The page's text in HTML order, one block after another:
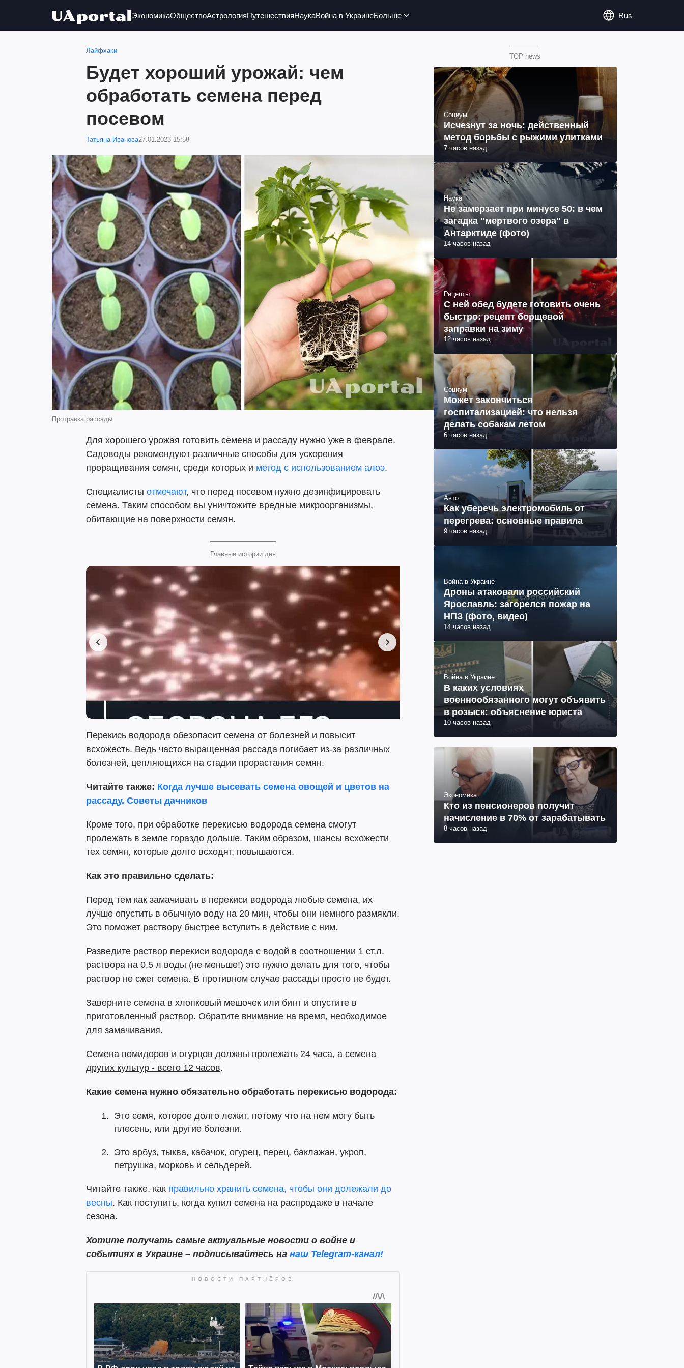
ЭкономикаОбществоАстрологияПутешествияНаукаВойна в УкраинеБольше Rus
Лайфхаки
Будет хороший урожай: чем
обработать семена перед
посевом
Татьяна Иванова27.01.2023 15:58
Протравка рассады
Для хорошего урожая готовить семена и рассаду нужно уже в феврале.
Садоводы рекомендуют различные способы для ускорения
проращивания семян, среди которых и метод с использованием алоэ.
Специалисты отмечают, что перед посевом нужно дезинфицировать
семена. Таким способом вы уничтожите вредные микроорганизмы,
обитающие на поверхности семян.
Главные истории дня
Перекись водорода обезопасит семена от болезней и повысит
всхожесть. Ведь часто выращенная рассада погибает из-за различных
болезней, цепляющихся на стадии прорастания семян.
Читайте также: Когда лучше высевать семена овощей и цветов на
рассаду. Советы дачников
Кроме того, при обработке перекисью водорода семена смогут
пролежать в земле гораздо дольше. Таким образом, шансы всхожести
тех семян, которые долго всходят, повышаются.
Как это правильно сделать:
Перед тем как замачивать в перекиси водорода любые семена, их
лучше опустить в обычную воду на 20 мин, чтобы они немного размякли.
Это поможет раствору быстрее вступить в действие с ним.
Разведите раствор перекиси водорода с водой в соотношении 1 ст.л.
раствора на 0,5 л воды (не меньше!) это нужно делать для того, чтобы
раствор не сжег семена. В противном случае рассады просто не будет.
Заверните семена в хлопковый мешочек или бинт и опустите в
приготовленный раствор. Обратите внимание на время, необходимое
для замачивания.
Семена помидоров и огурцов должны пролежать 24 часа, а семена
других культур - всего 12 часов.
Какие семена нужно обязательно обработать перекисью водорода:
Это семя, которое долго лежит, потому что на нем могу быть
плесень, или другие болезни.
Это арбуз, тыква, кабачок, огурец, перец, баклажан, укроп,
петрушка, морковь и сельдерей.
Читайте также, как правильно хранить семена, чтобы они долежали до
весны. Как поступить, когда купил семена на распродаже в начале
сезона.
Хотите получать самые актуальные новости о войне и
событиях в Украине – подписывайтесь на наш Telegram-канал!
TOP news
Социум
Исчезнут за ночь: действенный
метод борьбы с рыжими улитками
7 часов назад
Наука
Не замерзает при минусе 50: в чем
загадка "мертвого озера" в
Антарктиде (фото)
14 часов назад
Рецепты
С ней обед будете готовить очень
быстро: рецепт борщевой
заправки на зиму
12 часов назад
Социум
Может закончиться
госпитализацией: что нельзя
делать собакам летом
6 часов назад
Авто
Как уберечь электромобиль от
перегрева: основные правила
9 часов назад
Война в Украине
Дроны атаковали российский
Ярославль: загорелся пожар на
НПЗ (фото, видео)
14 часов назад
Война в Украине
В каких условиях
военнообязанного могут объявить
в розыск: объяснение юриста
10 часов назад
Экономика
Кто из пенсионеров получит
начисление в 70% от зарабатывать
8 часов назад